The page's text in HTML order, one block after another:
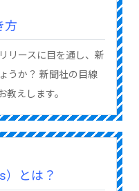
方
リースに目を通し、新
うか？ 新聞社の目線
教えします。
）とは？